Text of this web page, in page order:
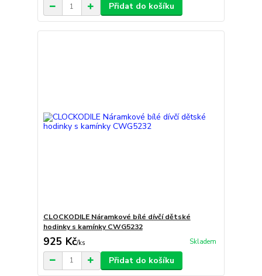
Přidat do košíku
CLOCKODILE Náramkové bílé dívčí dětské
hodinky s kamínky CWG5232
925 Kč/ks Skladem
Přidat do košíku